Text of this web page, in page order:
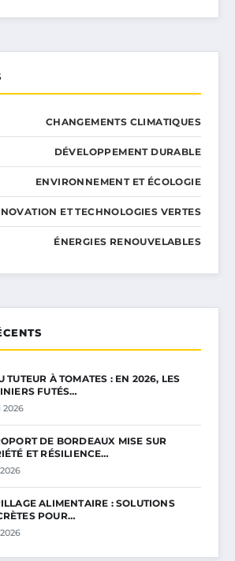
CHANGEMENTS CLIMATIQUES
DÉVELOPPEMENT DURABLE
ENVIRONNEMENT ET ÉCOLOGIE
ET TECHNOLOGIES VERTES
ÉNERGIES RENOUVELABLES
TUTEUR À TOMATES : EN 2026, LES
FUTÉS…
2026
DE BORDEAUX MISE SUR
ET RÉSILIENCE…
ALIMENTAIRE : SOLUTIONS
POUR…